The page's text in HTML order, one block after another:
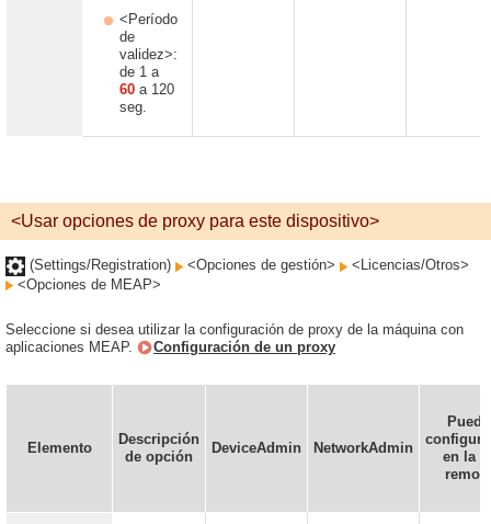
<Período
de
validez>:
de 1 a
60 a 120
seg.
<Usar opciones de proxy para este dispositivo>
(Settings/Registration) <Opciones de gestión>
<Licencias/Otros>
<Opciones de MEAP>
Seleccione si desea utilizar la configuración de proxy de la máquina con
aplicaciones MEAP.
Configuración de un proxy
Elemento
Descripción
de opción
DeviceAdmin NetworkAdmin
Puede
en la
remota